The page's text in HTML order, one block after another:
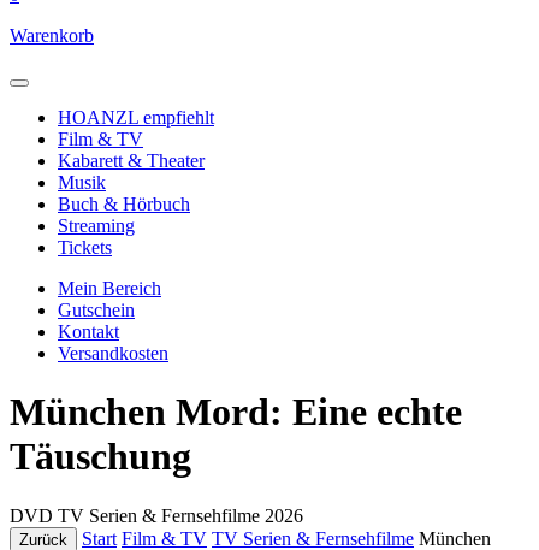
Warenkorb
HOANZL empfiehlt
Film & TV
Kabarett & Theater
Musik
Buch & Hörbuch
Streaming
Tickets
Mein Bereich
Gutschein
Kontakt
Versandkosten
München Mord: Eine echte
Täuschung
DVD TV Serien & Fernsehfilme 2026
Zurück Start Film & TV TV Serien & Fernsehfilme München